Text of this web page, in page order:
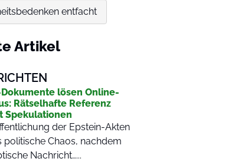
entfacht
Artikel
lösen Online-
Rätselhafte Referenz
Spekulationen
der Epstein-Akten
politische Chaos, nachdem
Nachricht…...